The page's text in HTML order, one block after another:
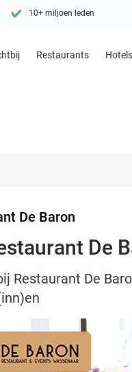
10+ miljoen leden
Restaurants Hotels
De Baron
De
Restaurant De